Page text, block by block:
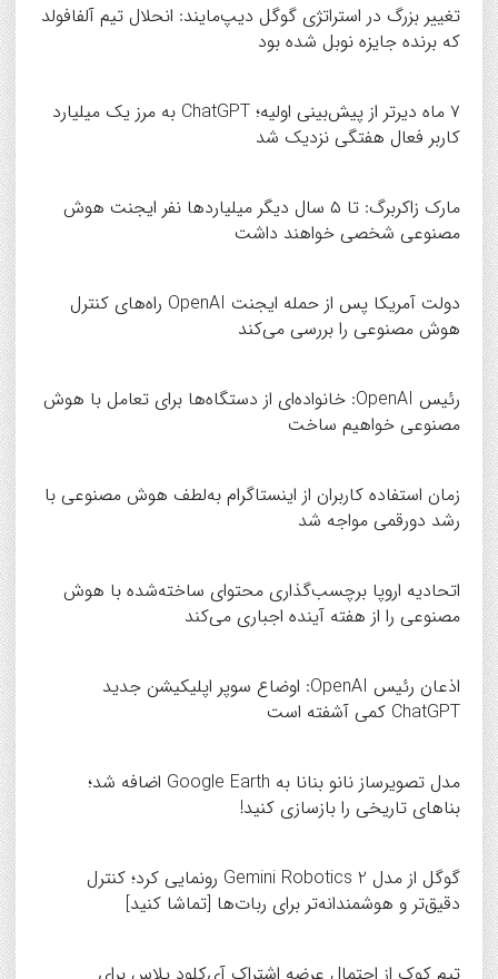
تغییر بزرگ در استراتژی گوگل دیپ‌مایند: انحلال تیم آلفافولد
که برنده جایزه نوبل شده بود
۷ ماه دیرتر از پیش‌بینی اولیه؛ ChatGPT به مرز یک میلیارد
کاربر فعال هفتگی نزدیک شد
مارک زاکربرگ: تا ۵ سال دیگر میلیاردها نفر ایجنت هوش
مصنوعی شخصی خواهند داشت
دولت آمریکا پس از حمله ایجنت OpenAI راه‌های کنترل
هوش مصنوعی را بررسی می‌کند
رئیس OpenAI: خانواده‌ای از دستگاه‌ها برای تعامل با هوش
مصنوعی خواهیم ساخت
زمان استفاده کاربران از اینستاگرام به‌لطف هوش مصنوعی با
رشد دورقمی مواجه شد
اتحادیه اروپا برچسب‌گذاری محتوای ساخته‌شده با هوش
مصنوعی را از هفته آینده اجباری می‌کند
اذعان رئیس OpenAI: اوضاع سوپر اپلیکیشن جدید
ChatGPT کمی آشفته است
مدل تصویرساز نانو بنانا به Google Earth اضافه شد؛
بناهای تاریخی را بازسازی کنید!
گوگل از مدل Gemini Robotics 2 رونمایی کرد؛ کنترل
دقیق‌تر و هوشمندانه‌تر برای ربات‌ها [تماشا کنید]